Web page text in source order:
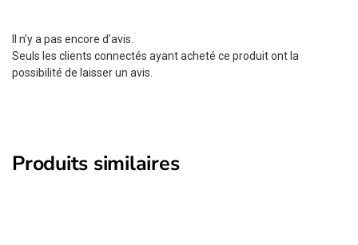
Il n’y a pas encore d’avis.
Seuls les clients connectés ayant acheté ce produit ont la
possibilité de laisser un avis.
Produits similaires